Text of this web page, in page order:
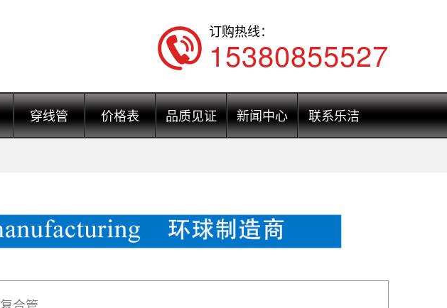
订购热线：
15380855527
穿线管 价格表 品质见证 新闻中心 联系乐洁